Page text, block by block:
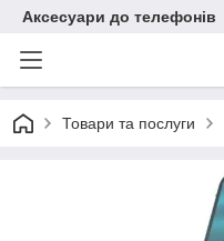
Аксесуари до телефонів
Товари та послуги